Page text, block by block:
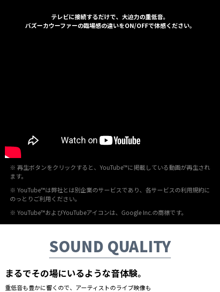
テレビに接続するだけで、大迫力の重低音。
バズーカウーファーの臨場感の違いをON/OFFで体感ください。
※ 再生ボタンをクリックすると、YouTube™に掲載している動画が再生され
ます。
※ YouTube™は弊社とは別企業のサービスであり、各サービスの利用規約に
のっとりご利用ください。
※ YouTube™およびYouTubeアイコンは、Google Inc.の商標です。
SOUND QUALITY
まるでその場にいるような音体験。
重低音も豊かに響くので、アーティストのライブ映像も